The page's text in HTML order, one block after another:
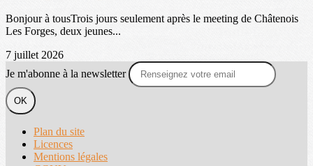
Bonjour à tousTrois jours seulement après le meeting de Châtenois
Les Forges, deux jeunes...
7 juillet 2026
Je m'abonne à la newsletter
OK
Plan du site
Licences
Mentions légales